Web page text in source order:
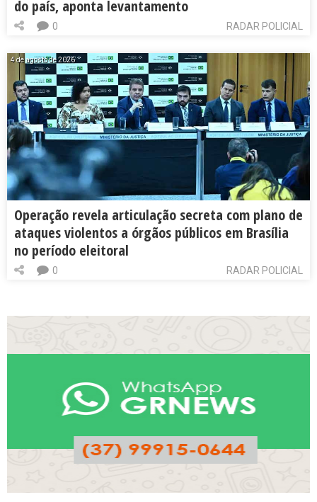
do país, aponta levantamento
RADAR POLICIAL
0
4 de agosto de 2026
Operação revela articulação secreta com plano de
ataques violentos a órgãos públicos em Brasília
no período eleitoral
RADAR POLICIAL
0